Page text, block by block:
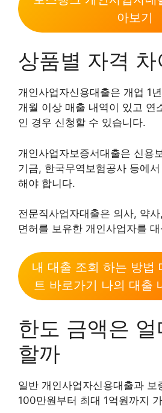
아보기
상품별 자격 차
개인사업자신용대출은 개업 1
개월 이상 매출 내역이 있고 연
인 경우 신청할 수 있습니다.
개인사업자보증서대출은 신용
기금, 한국무역보험공사 등에
해야 합니다.
전문직사업자대출은 의사, 약
면허를 보유한 개인사업자를
내 대출 조회 하는 방법
트 바로가기 나의 대출
한도 금액은
할까
일반 개인사업자신용대출과 보
100만원부터 최대 1억원까지